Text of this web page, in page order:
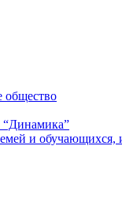
общество
“Динамика”
и